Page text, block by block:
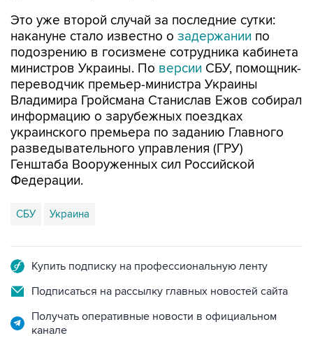
Это уже второй случай за последние сутки:
накануне стало известно о задержании по
подозрению в госизмене сотрудника кабинета
министров Украины. По версии СБУ, помощник-
переводчик премьер-министра Украины
Владимира Гройсмана Станислав Ежов собирал
информацию о зарубежных поездках
украинского премьера по заданию Главного
разведывательного управления (ГРУ)
Генштаба Вооруженных сил Российской
Федерации.
СБУ Украина
Купить подписку на профессиональную ленту
Подписаться на рассылку главных новостей сайта
Получать оперативные новости в официальном
канале